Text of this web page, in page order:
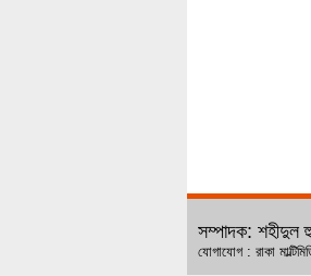
সম্পাদক: শহীদুল
যোগাযোগ : রাকা